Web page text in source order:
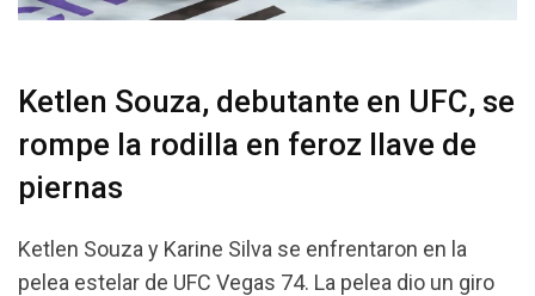
Ketlen Souza, debutante en UFC, se
rompe la rodilla en feroz llave de
piernas
Ketlen Souza y Karine Silva se enfrentaron en la
pelea estelar de UFC Vegas 74. La pelea dio un giro